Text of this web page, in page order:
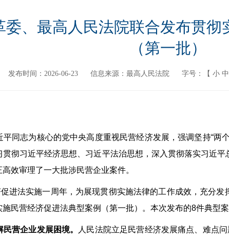
委、最高人民法院联合发布贯彻
（第一批）
发布时间：2026-06-23 信息来源：最高人民法院 字号：【 小 中
同志为核心的党中央高度重视民营经济发展，强调坚持“两
彻习近平经济思想、习近平法治思想，深入贯彻落实习近
效审理了一大批涉民营企业案件。
法实施一周年，为展现贯彻实施法律的工作成效，充分发
民营经济促进法典型案例（第一批）。本次发布的8件典型
营企业发展困境。
人民法院立足民营经济发展痛点、难点